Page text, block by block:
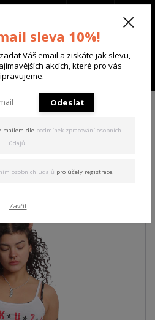
Menu
Yakuza dámské tílko Fly Cami Top
tílko Fly Cami
sleva 10%!
Váš email a ziskáte jak slevu,
akcích, které pro vás
Odeslat
mailem dle podmínek zpracování osobních
údajů.
osobních údajů pro účely registrace.
Zavřít